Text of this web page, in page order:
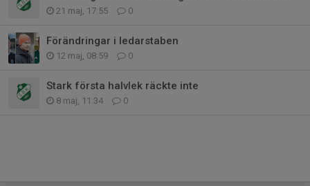
21 maj, 17:55 0
Förändringar i ledarstaben
12 maj, 08:59 0
Stark första halvlek räckte inte
8 maj, 11:34 0